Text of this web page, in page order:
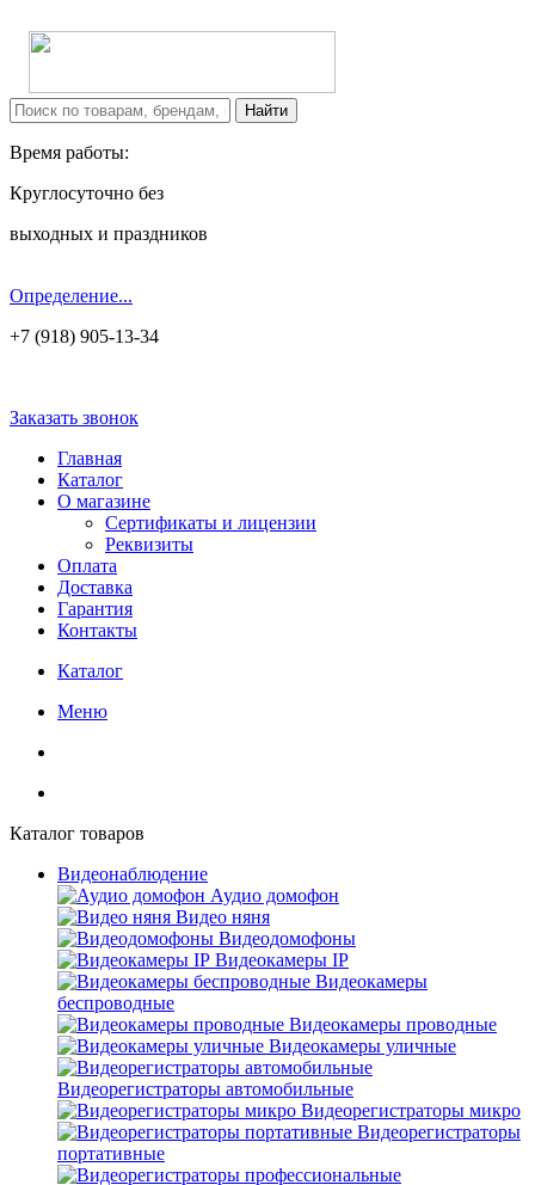
Время работы:
Круглосуточно без
выходных и праздников
Определение...
+7 (918) 905-13-34
Заказать звонок
Главная
Каталог
О магазине
Сертификаты и лицензии
Реквизиты
Оплата
Доставка
Гарантия
Контакты
Каталог
Меню
Каталог товаров
Видеонаблюдение
Аудио домофон
Видео няня
Видеодомофоны
Видеокамеры IP
Видеокамеры
беспроводные
Видеокамеры проводные
Видеокамеры уличные
Видеорегистраторы автомобильные
Видеорегистраторы микро
Видеорегистраторы
портативные